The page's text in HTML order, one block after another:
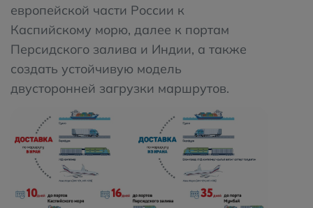
европейской части России к
Каспийскому морю, далее к портам
Персидского залива и Индии, а также
создать устойчивую модель
двусторонней загрузки маршрутов.